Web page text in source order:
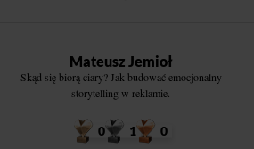
Mateusz Jemioł
Skąd się biorą ciary? Jak budować emocjonalny
storytelling w reklamie.
0 1 0